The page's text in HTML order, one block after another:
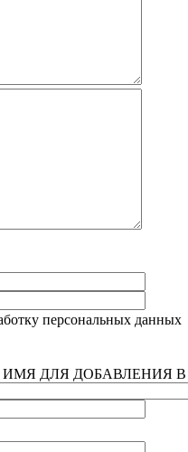
персональных данных
ДЛЯ ДОБАВЛЕНИЯ